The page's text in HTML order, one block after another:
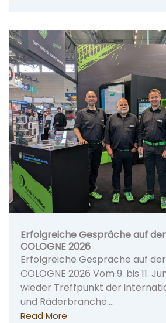
Erfolgreiche Gespräche auf der
COLOGNE 2026
Erfolgreiche Gespräche auf der
COLOGNE 2026 Vom 9. bis 11.
wieder Treffpunkt der
und Räderbranche.…
Read More